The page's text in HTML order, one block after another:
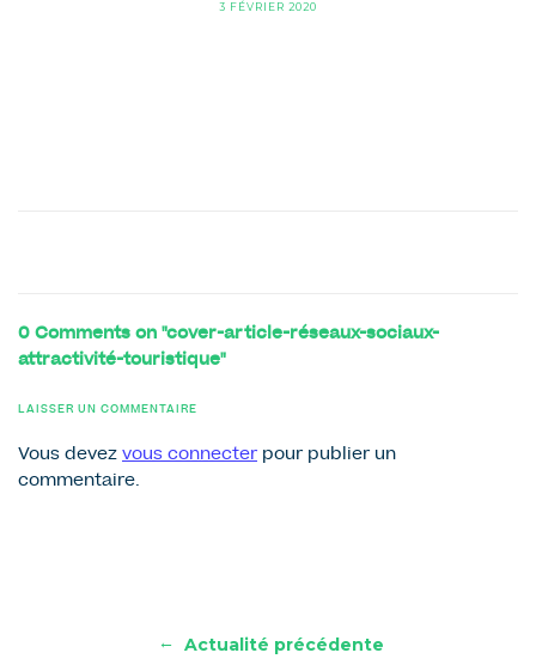
3 FÉVRIER 2020
0 Comments on "cover-article-réseaux-sociaux-
attractivité-touristique"
LAISSER UN COMMENTAIRE
Vous devez vous connecter pour publier un
commentaire.
← Actualité précédente